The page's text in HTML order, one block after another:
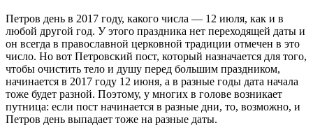
Петров день в 2017 году, какого числа — 12 июля, как и в
любой другой год. У этого праздника нет переходящей даты и
он всегда в православной церковной традиции отмечен в это
число. Но вот Петровский пост, который назначается для того,
чтобы очистить тело и душу перед большим праздником,
начинается в 2017 году 12 июня, а в разные годы дата начала
тоже будет разной. Поэтому, у многих в голове возникает
путница: если пост начинается в разные дни, то, возможно, и
Петров день выпадает тоже на разные даты.